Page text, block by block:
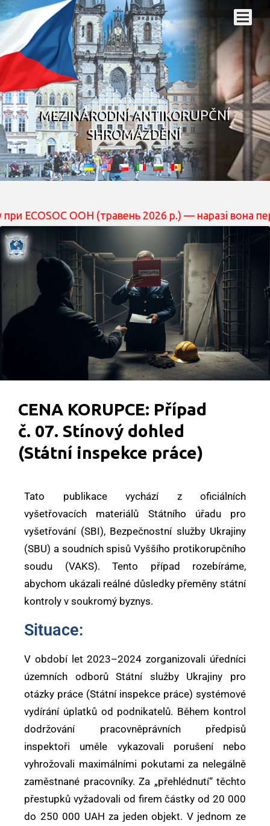
MEZINÁRODNÍ ANTIKORUPČNÍ
SHROMÁŽDĚNÍ
ООН (травень 2026 р.) — наразі вона
CENA KORUPCE: Případ
č. 07. Stínový dohled
(Státní inspekce práce)
Tato publikace vychází z oficiálních
vyšetřovacích materiálů Státního úřadu pro
vyšetřování (SBI), Bezpečnostní služby Ukrajiny
(SBU) a soudních spisů Vyššího protikorupčního
soudu (VAKS). Tento případ rozebíráme,
abychom ukázali reálné důsledky přeměny státní
kontroly v soukromý byznys.
Situace:
V období let 2023–2024 zorganizovali úředníci
územních odborů Státní služby Ukrajiny pro
otázky práce (Státní inspekce práce) systémové
vydírání úplatků od podnikatelů. Během kontrol
dodržování pracovněprávních předpisů
inspektoři uměle vykazovali porušení nebo
vyhrožovali maximálními pokutami za nelegálně
zaměstnané pracovníky. Za „přehlédnutí“ těchto
přestupků vyžadovali od firem částky od 20 000
do 250 000 UAH za jeden objekt. V jednom ze